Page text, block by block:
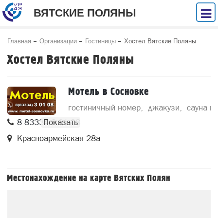
ВЯТСКИЕ ПОЛЯНЫ
Главная Организации Гостиницы Хостел Вятские Поляны
Хостел Вятские Поляны
Мотель в Сосновке
гостиничный номер джакузи
сауна
8 83334 3 01 08
Красноармейская 28а
Местонахождение на карте Вятских Полян